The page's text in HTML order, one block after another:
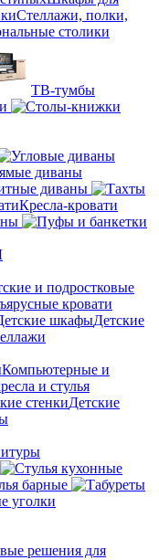
Стеллажи, полки,
столики
ТВ-тумбы
диваны
диваны
Кресла-кровати
и подростковые
кровати
Детские
Компьютерные и
Детские
барные
уголки
решения для